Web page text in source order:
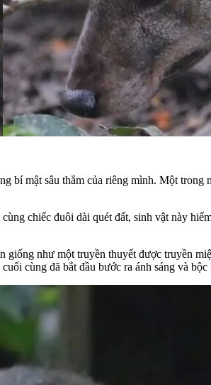
bí mật sâu thẳm của riêng mình. Một
chiếc đuôi dài quét đất, sinh vật này
như một truyền thuyết được truyền
cùng đã bắt đầu bước ra ánh sáng và